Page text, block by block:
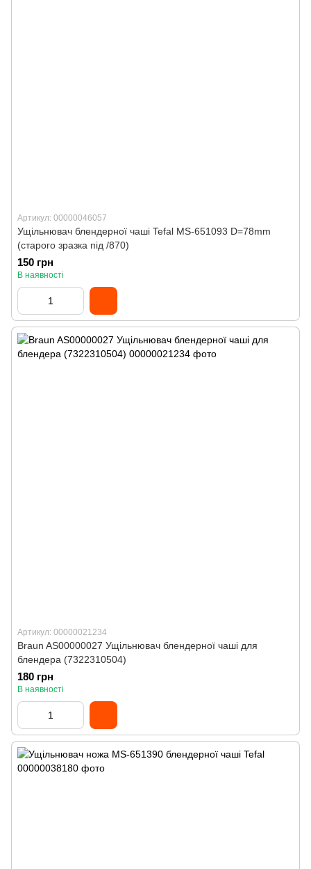
Артикул: 00000046057
Ущільнювач блендерної чаші Tefal MS-651093 D=78mm
(старого зразка під /870)
150 грн
В наявності
Артикул: 00000021234
Braun AS00000027 Ущільнювач блендерної чаші для
блендера (7322310504)
180 грн
В наявності